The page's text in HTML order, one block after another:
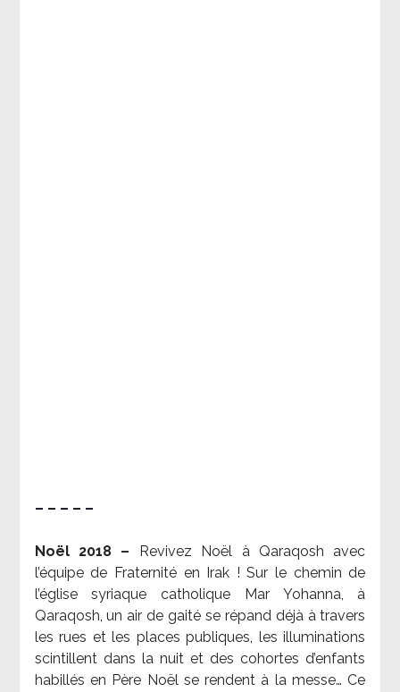
– – – – –
Noël 2018 –
Revivez Noël à Qaraqosh avec
l’équipe de Fraternité en Irak ! Sur le chemin de
l’église syriaque catholique Mar Yohanna, à
Qaraqosh, un air de gaité se répand déjà à travers
les rues et les places publiques, les illuminations
scintillent dans la nuit et des cohortes d’enfants
habillés en Père Noël se rendent à la messe… Ce